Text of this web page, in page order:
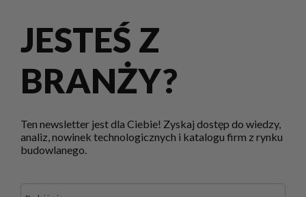
JESTEŚ Z
BRANŻY?
Ten newsletter jest dla Ciebie! Zyskaj dostęp do wiedzy,
analiz, nowinek technologicznych i katalogu firm z rynku
budowlanego.